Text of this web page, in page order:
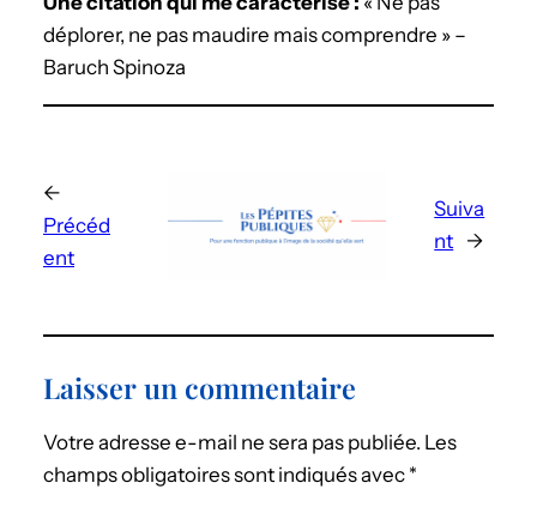
déplorer, ne pas maudire mais comprendre » –
Baruch Spinoza
←
Précéd
ent
Suiva
nt →
Laisser un commentaire
Votre adresse e-mail ne sera pas publiée. Les
champs obligatoires sont indiqués avec *